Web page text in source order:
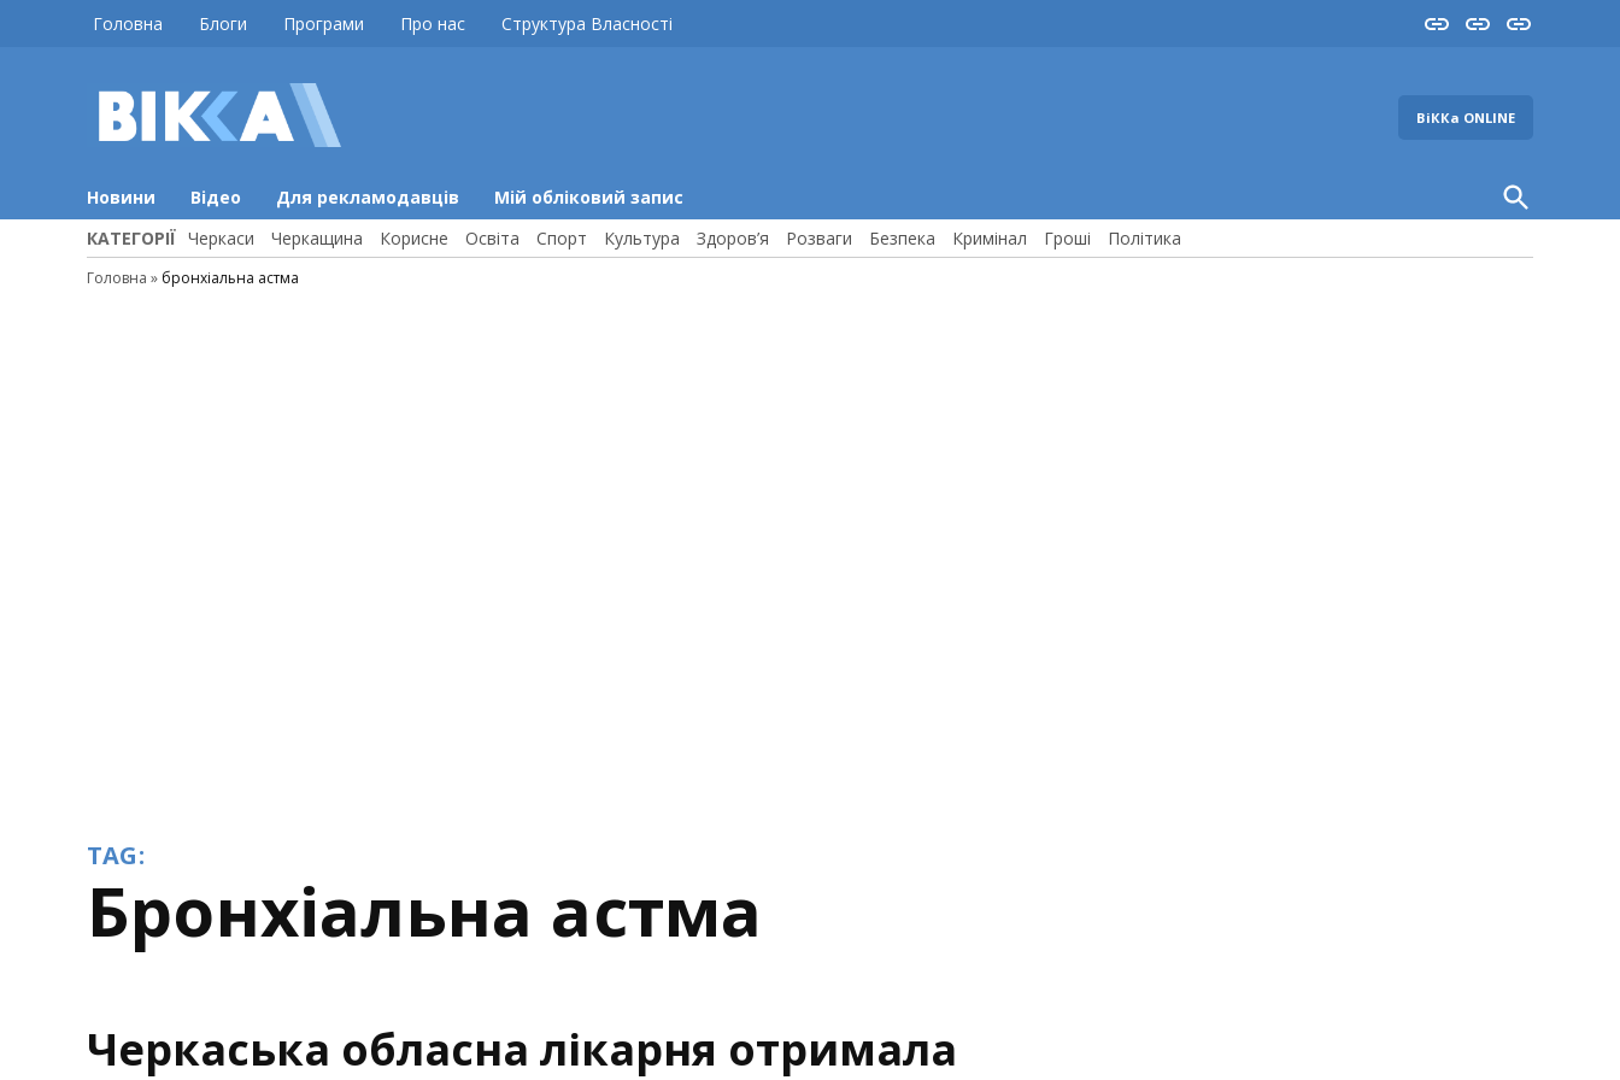
Головна Блоги Програми Про нас Структура Власності InstaYouTube
FB
ВіККа ONLINE
Новини Відео Для рекламодавців Мій обліковий запис
Open
Search
КАТЕГОРІЇ Черкаси Черкащина Корисне Освіта Спорт Культура Здоров’я Розваги Безпека Кримінал Гроші Політика
Головна » бронхіальна астма
TAG:
бронхіальна астма
Черкаська обласна лікарня отримала